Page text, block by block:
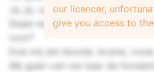
Ja, ja, vanavond
Staan we weer zingend op de
voor?
Doe mij die blonde, bruine,
We gaan van nul naar de
our licencer,
give you access to